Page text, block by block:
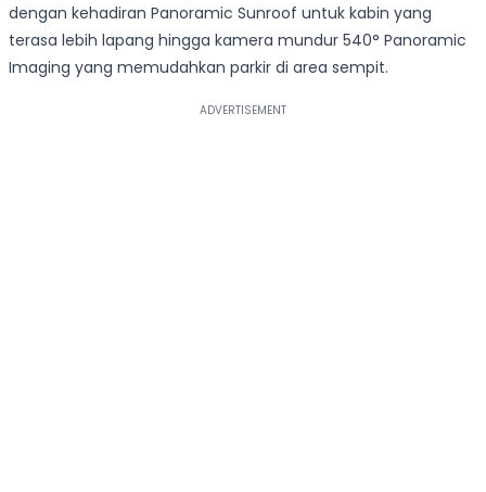
dengan kehadiran Panoramic Sunroof untuk kabin yang
terasa lebih lapang hingga kamera mundur 540° Panoramic
Imaging yang memudahkan parkir di area sempit.